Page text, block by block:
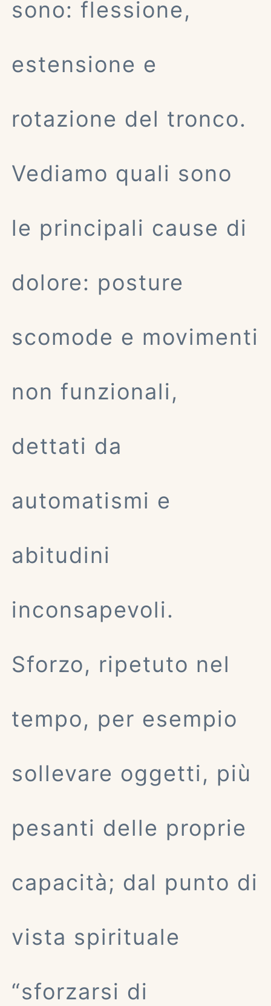
sono: flessione,
estensione e
rotazione del tronco.
Vediamo quali sono
le principali cause di
dolore: posture
scomode e movimenti
non funzionali,
dettati da
automatismi e
abitudini
inconsapevoli.
Sforzo, ripetuto nel
tempo, per esempio
sollevare oggetti, più
pesanti delle proprie
capacità; dal punto di
vista spirituale
“sforzarsi di